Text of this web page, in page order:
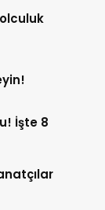
İşte 8